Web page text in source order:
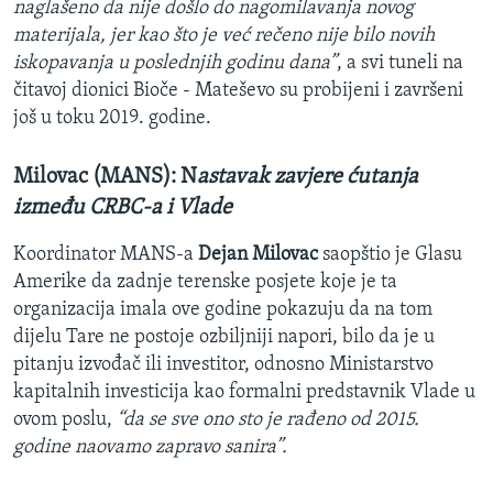
naglašeno da nije došlo do nagomilavanja novog
materijala, jer kao što je već rečeno nije bilo novih
iskopavanja u poslednjih godinu dana”, a svi tuneli na
čitavoj dionici Bioče - Mateševo su probijeni i završeni
još u toku 2019. godine.
Milovac (MANS): Nastavak zavjere ćutanja
između CRBC-a i Vlade
Koordinator MANS-a Dejan Milovacsaopštio je Glasu
Amerike da zadnje terenske posjete koje je ta
organizacija imala ove godine pokazuju da na tom
dijelu Tare ne postoje ozbiljniji napori, bilo da je u
pitanju izvođač ili investitor, odnosno Ministarstvo
kapitalnih investicija kao formalni predstavnik Vlade u
ovom poslu, “da se sve ono sto je rađeno od 2015.
godine naovamo zapravo sanira”.